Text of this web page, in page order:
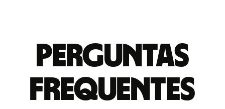
Perguntas
frequentes